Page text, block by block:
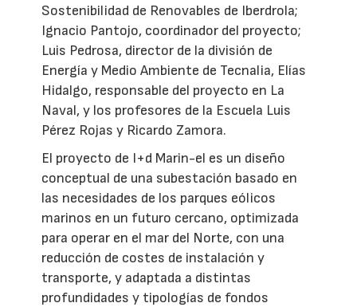
Sostenibilidad de Renovables de Iberdrola;
Ignacio Pantojo, coordinador del proyecto;
Luis Pedrosa, director de la división de
Energía y Medio Ambiente de Tecnalia, Elías
Hidalgo, responsable del proyecto en La
Naval, y los profesores de la Escuela Luis
Pérez Rojas y Ricardo Zamora.
El proyecto de I+d Marin-el es un diseño
conceptual de una subestación basado en
las necesidades de los parques eólicos
marinos en un futuro cercano, optimizada
para operar en el mar del Norte, con una
reducción de costes de instalación y
transporte, y adaptada a distintas
profundidades y tipologías de fondos